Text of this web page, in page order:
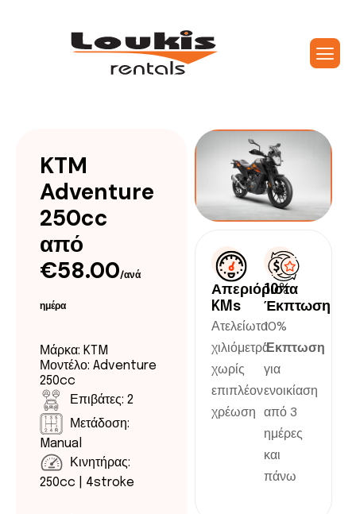
KTM
Adventure
250cc
από
€58.00/ανά
ημέρα
Μάρκα: KTM
Μοντέλο: Adventure
250cc
Επιβάτες: 2
Μετάδοση:
Manual
Κινητήρας:
250cc | 4stroke
Απεριόριστα
KMs
Ατελείωτα
χιλιόμετρα
χωρίς
επιπλέον
χρέωση
10%
Έκπτωση
10%
Έκπτωση
για
ενοικίαση
από 3
ημέρες
και
πάνω